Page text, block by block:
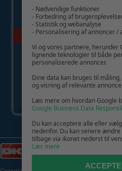
- Nødvendige funktioner
- Forbedring af
- Statistik og webanalyse
- Personalisering af annoncer /
Vi og vores partnere, herunder
lignende teknologier til både
personaliserede annoncer.
Dine data kan bruges til
og visning af relevante
Læs mere om hvordan Google
Google Business Data
Du kan acceptere alle eller
nedenfor. Du kan senere
tilbage via ikonet nederst til
Læs mere